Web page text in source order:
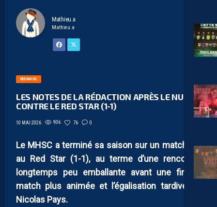
Mathieu.a
Mathieu.a
RED-MHSC
LES NOTES DE LA RÉDACTION APRÈS LE NUL
CONTRE LE RED STAR (1-1)
10 MAI 2026 906 76 0
Le MHSC a terminé sa saison sur un match nul
au Red Star (1-1), au terme d’une rencontre
longtemps peu emballante avant une fin de
match plus animée et l’égalisation tardive de
Nicolas Pays.